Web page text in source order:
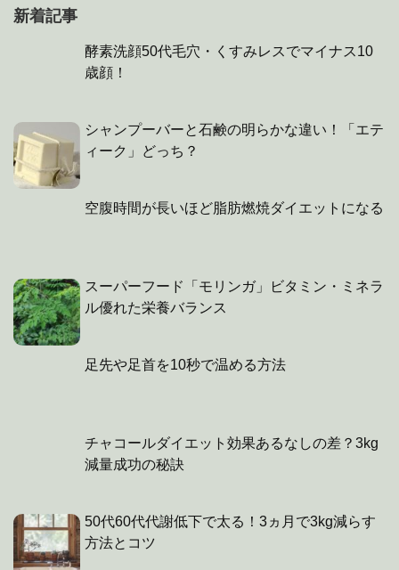
新着記事
酵素洗顔50代毛穴・くすみレスでマイナス10
歳顔！
シャンプーバーと石鹸の明らかな違い！「エテ
ィーク」どっち？
空腹時間が長いほど脂肪燃焼ダイエットになる
スーパーフード「モリンガ」ビタミン・ミネラ
ル優れた栄養バランス
足先や足首を10秒で温める方法
チャコールダイエット効果あるなしの差？3kg
減量成功の秘訣
50代60代代謝低下で太る！3ヵ月で3kg減らす
方法とコツ